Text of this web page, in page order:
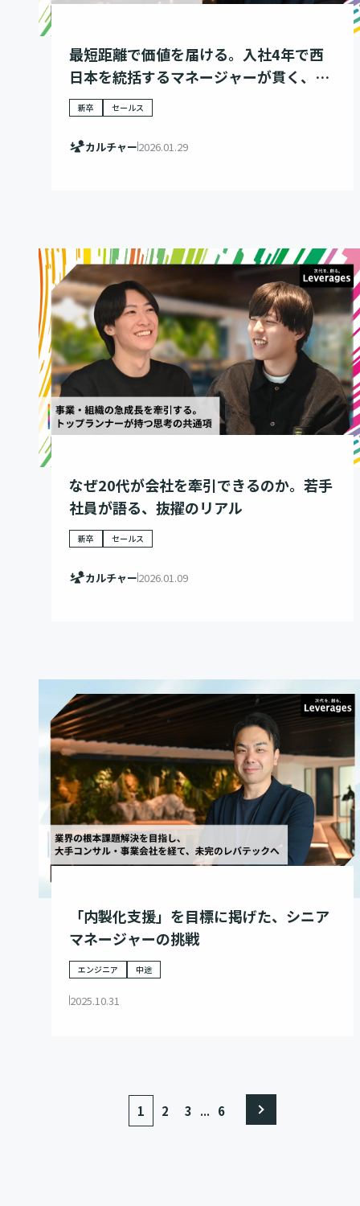
最短距離で価値を届ける。入社4年で西
日本を統括するマネージャーが貫く、プ
ロとしての誠実さ。
新卒 セールス
カルチャー2026.01.29
なぜ20代が会社を牽引できるのか。若手
社員が語る、抜擢のリアル
新卒 セールス
カルチャー2026.01.09
「内製化支援」を目標に掲げた、シニア
マネージャーの挑戦
エンジニア 中途
2025.10.31
1 2 3 ... 6